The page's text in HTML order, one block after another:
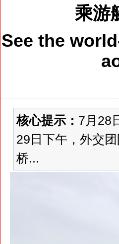
乘游
See the
核心提示： 7月28
29日下午，外交
桥...